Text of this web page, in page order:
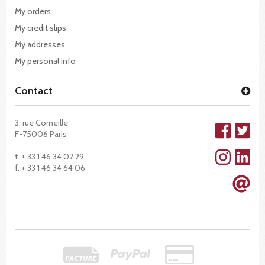
My orders
My credit slips
My addresses
My personal info
Contact
3, rue Corneille
F-75006 Paris
t. + 33 1 46 34 07 29
f. + 33 1 46 34 64 06